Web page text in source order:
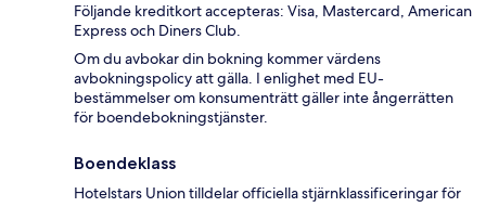
Följande kreditkort accepteras: Visa, Mastercard, American
Express och Diners Club.
Om du avbokar din bokning kommer värdens
avbokningspolicy att gälla. I enlighet med EU-
bestämmelser om konsumenträtt gäller inte ångerrätten
för boendebokningstjänster.
Boendeklass
Hotelstars Union tilldelar officiella stjärnklassificeringar för